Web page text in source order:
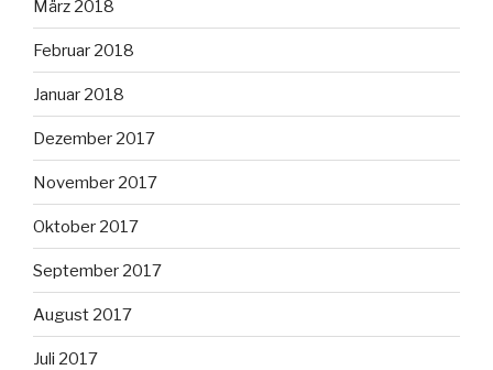
März 2018
Februar 2018
Januar 2018
Dezember 2017
November 2017
Oktober 2017
September 2017
August 2017
Juli 2017